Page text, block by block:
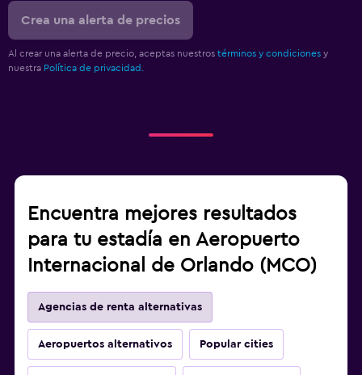
Crea una alerta de precios
Al crear una alerta de precio, aceptas nuestros términos y condiciones y
nuestra Política de privacidad.
Encuentra mejores resultados
para tu estadía en Aeropuerto
Internacional de Orlando (MCO)
Agencias de renta alternativas
Aeropuertos alternativos Popular cities